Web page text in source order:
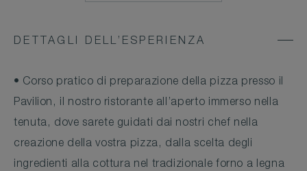
DETTAGLI DELL’ESPERIENZA
• Corso pratico di preparazione della pizza presso il
Pavilion, il nostro ristorante all’aperto immerso nella
tenuta, dove sarete guidati dai nostri chef nella
creazione della vostra pizza, dalla scelta degli
ingredienti alla cottura nel tradizionale forno a legna